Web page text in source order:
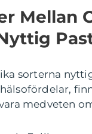
Mellan
sorterna
medveten